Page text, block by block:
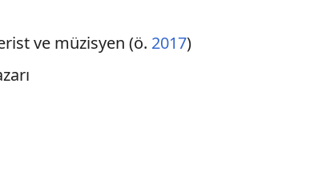
ve müzisyen (ö. 2017)